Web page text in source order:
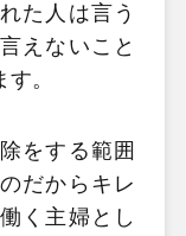
た人は言う
えないこと
。
をする範囲
だからキレ
く主婦とし